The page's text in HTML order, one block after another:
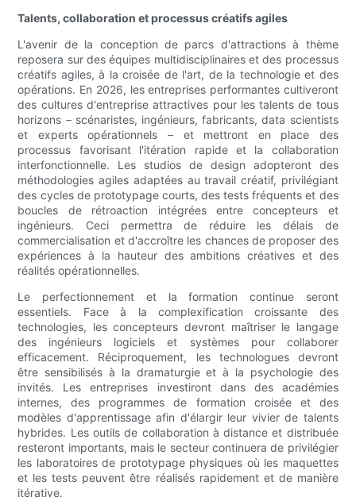
Talents, collaboration et processus créatifs agiles
L'avenir de la conception de parcs d'attractions à thème
reposera sur des équipes multidisciplinaires et des processus
créatifs agiles, à la croisée de l'art, de la technologie et des
opérations. En 2026, les entreprises performantes cultiveront
des cultures d'entreprise attractives pour les talents de tous
horizons – scénaristes, ingénieurs, fabricants, data scientists
et experts opérationnels – et mettront en place des
processus favorisant l'itération rapide et la collaboration
interfonctionnelle. Les studios de design adopteront des
méthodologies agiles adaptées au travail créatif, privilégiant
des cycles de prototypage courts, des tests fréquents et des
boucles de rétroaction intégrées entre concepteurs et
ingénieurs. Ceci permettra de réduire les délais de
commercialisation et d'accroître les chances de proposer des
expériences à la hauteur des ambitions créatives et des
réalités opérationnelles.
Le perfectionnement et la formation continue seront
essentiels. Face à la complexification croissante des
technologies, les concepteurs devront maîtriser le langage
des ingénieurs logiciels et systèmes pour collaborer
efficacement. Réciproquement, les technologues devront
être sensibilisés à la dramaturgie et à la psychologie des
invités. Les entreprises investiront dans des académies
internes, des programmes de formation croisée et des
modèles d'apprentissage afin d'élargir leur vivier de talents
hybrides. Les outils de collaboration à distance et distribuée
resteront importants, mais le secteur continuera de privilégier
les laboratoires de prototypage physiques où les maquettes
et les tests peuvent être réalisés rapidement et de manière
itérative.